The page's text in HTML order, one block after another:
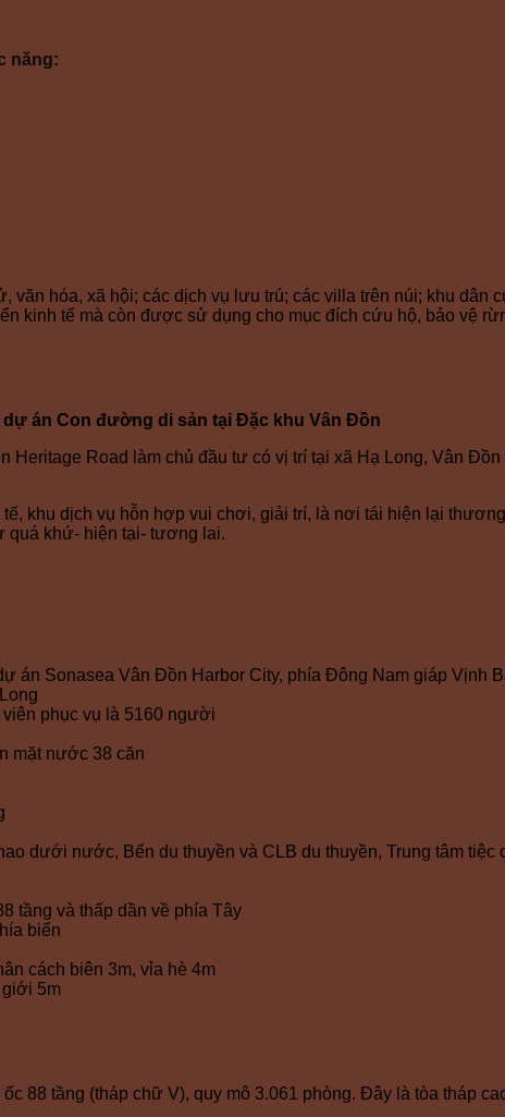
năng:
hóa, xã hội; các dịch vụ lưu trú; các villa trên núi; khu dân
kinh tế mà còn được sử dụng cho mục đích cứu hộ, bảo vệ
án Con đường di sản tại Đặc khu Vân Đồn
Heritage Road làm chủ đầu tư có vị trí tại xã Hạ Long, Vân
khu dịch vụ hỗn hợp vui chơi, giải trí, là nơi tái hiện lại
quá khứ- hiện tại- tương lai.
án Sonasea Vân Đồn Harbor City, phía Đông Nam giáp Vịnh
phục vụ là 5160 người
mặt nước 38 căn
dưới nước, Bến du thuyền và CLB du thuyền, Trung tâm tiệc
tầng và thấp dần về phía Tây
biển
cách biên 3m, vỉa hè 4m
5m
88 tầng (tháp chữ V), quy mô 3.061 phòng. Đây là tòa tháp